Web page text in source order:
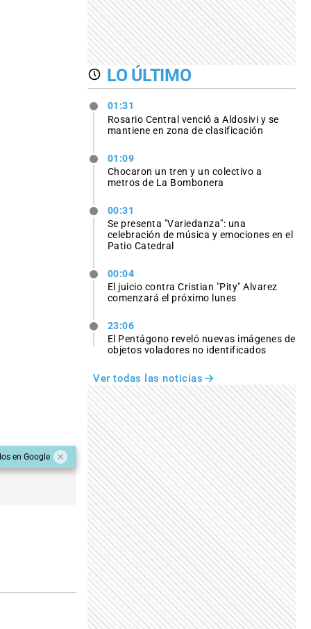
en Google
LO ÚLTIMO
01:31
Rosario Central venció a Aldosivi y se
mantiene en zona de clasificación
01:09
Chocaron un tren y un colectivo a
metros de La Bombonera
00:31
Se presenta "Variedanza": una
celebración de música y emociones en el
Patio Catedral
00:04
El juicio contra Cristian "Pity" Alvarez
comenzará el próximo lunes
23:06
El Pentágono reveló nuevas imágenes de
objetos voladores no identificados
Ver todas las noticias